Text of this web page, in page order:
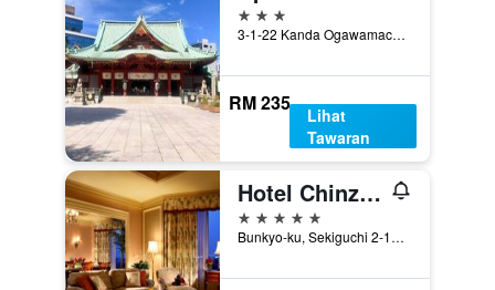
3 bintang
3-1-22 Kanda Ogawamachi, Tokyo, Jepun
RM 235
Lihat
Tawaran
Hotel Chinzanso Tokyo
5 bintang
Bunkyo-ku, Sekiguchi 2-10-8, Tokyo, Jepun